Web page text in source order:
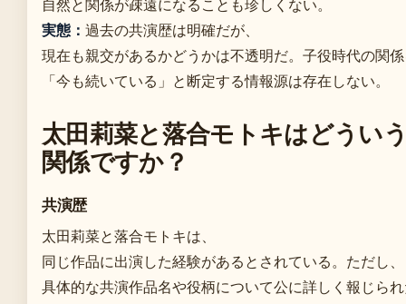
自然と関係が疎遠になることも珍しくない。
実態： 過去の共演歴は明確だが、
現在も親交があるかどうかは不透明だ。子役時代の関
「今も続いている」と断定する情報源は存在しない。
太田莉菜と落合モトキはどうい
関係ですか？
共演歴
太田莉菜と落合モトキは、
同じ作品に出演した経験があるとされている。ただし、
具体的な共演作品名や役柄について公に詳しく報じら